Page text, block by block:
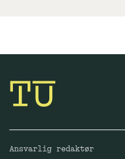
Ansvarlig redaktør